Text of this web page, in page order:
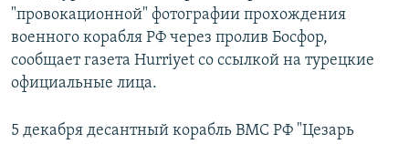
"провокационной" фотографии прохождения
военного корабля РФ через пролив Босфор,
сообщает газета Hurriyet со ссылкой на турецкие
официальные лица.
5 декабря десантный корабль ВМС РФ "Цезарь